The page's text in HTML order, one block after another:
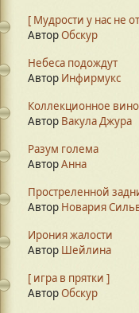
[ Мудрости у нас не
АвторОбскур
Небеса подождут
Автор Инфирмукс
Коллекционное вино
Автор Вакула Джура
Разум голема
АвторАнна
Простреленной
Автор Новария
Ирония жалости
Автор Шейлина
[ игра в прятки ]
АвторОбскур